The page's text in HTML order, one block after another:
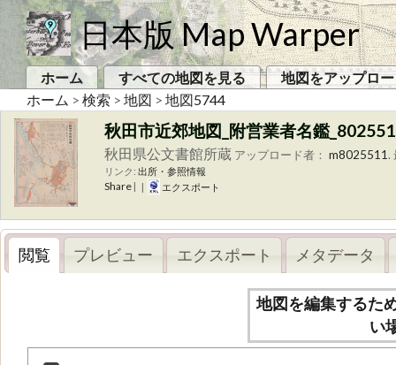
日本版 Map Warper
ホーム すべての地図を見る
地図をアップロ
ホーム > 検索 > 地図 > 地図5744
秋田市近郊地図_附営業者名鑑
秋田県公文書館所蔵 アップロード者： m8025511.
リンク: 出所・参照情報
Share | | エクスポート
閲覧 プレビュー エクスポート メタデータ
地図を編集するた
い